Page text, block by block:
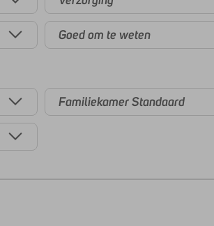
Goed om te weten
Familiekamer Standaard